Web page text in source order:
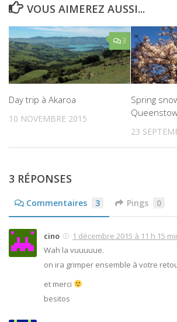
VOUS AIMEREZ AUSSI...
3
Day trip à Akaroa
10 NOVEMBRE 2015
Spring
23
3 RÉPONSES
Commentaires 3 Pings 0
cino
1 décembre 2015 à 11 h 15
Wah la vuuuuue.
on ira grimper ensemble à votre
et merci
besitos